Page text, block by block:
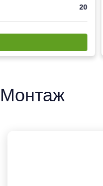
Монтаж